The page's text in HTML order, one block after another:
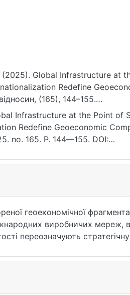
(2025). Global Infrastructure at
Redefine
(165), 144–155.
Infrastructure at the Point of
Redefine Geoeconomic
no. 165. P. 144—155. DOI:
геоекономічної
виробничих мереж,
переозначують стратегічну
дедалі частіше виступає
У статті
політики,